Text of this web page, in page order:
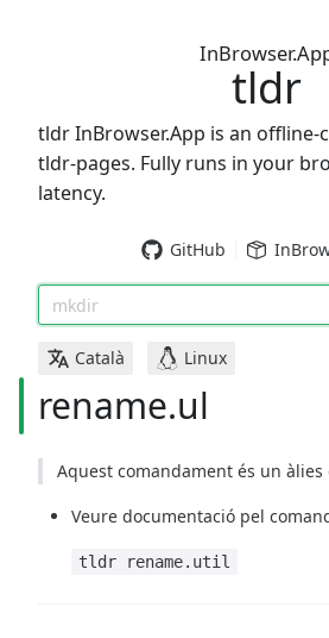
tldr
tldr InBrowser.App is an offline-
tldr-pages. Fully runs in your
latency.
GitHub
mkdir
Català Linux
rename.ul
Aquest comandament és un àlies
Veure documentació pel
tldr rename.util